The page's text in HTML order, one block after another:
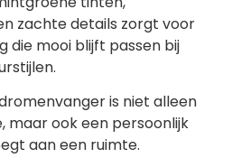
zachte details zorgt voor
die mooi blijft passen bij
is niet alleen
maar ook een persoonlijk
aan een ruimte.